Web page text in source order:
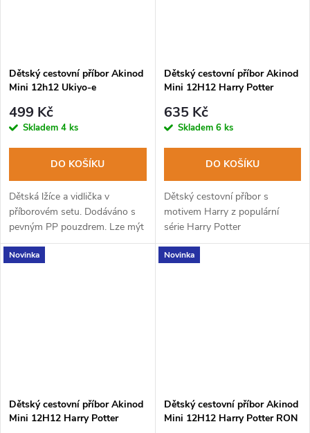
Dětský cestovní příbor Akinod
Mini 12h12 Ukiyo-e
499 Kč
Skladem 4 ks
DO KOŠÍKU
Dětská lžíce a vidlička v
příborovém setu. Dodáváno s
pevným PP pouzdrem. Lze mýt
v myčce na nádobí.
Dětský cestovní příbor Akinod
Mini 12H12 Harry Potter
635 Kč
Skladem 6 ks
DO KOŠÍKU
Dětský cestovní příbor s
motivem Harry z populární
série Harry Potter
Novinka
Dětský cestovní příbor Akinod
Mini 12H12 Harry Potter
Novinka
Dětský cestovní příbor Akinod
Mini 12H12 Harry Potter RON